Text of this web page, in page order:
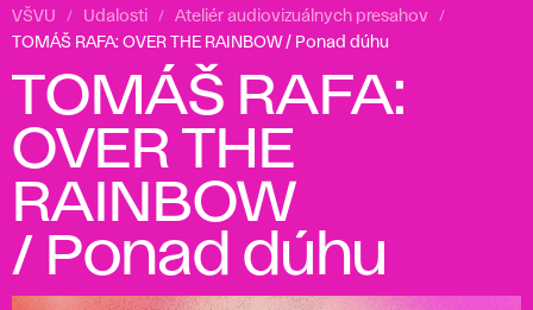
VŠVU Udalosti
Ateliér audiovizuálnych presahov
TOMÁŠ RAFA: OVER THE RAINBOW / Ponad dúhu
TOMÁŠ RAFA:
OVER THE
RAINBOW
/ Ponad dúhu